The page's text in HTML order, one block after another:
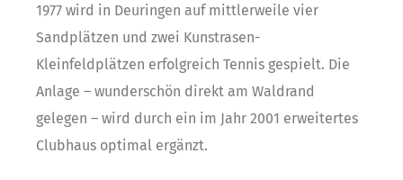
1977 wird in Deuringen auf mittlerweile vier
Sandplätzen und zwei Kunstrasen-
Kleinfeldplätzen erfolgreich Tennis gespielt. Die
Anlage – wunderschön direkt am Waldrand
gelegen – wird durch ein im Jahr 2001 erweitertes
Clubhaus optimal ergänzt.